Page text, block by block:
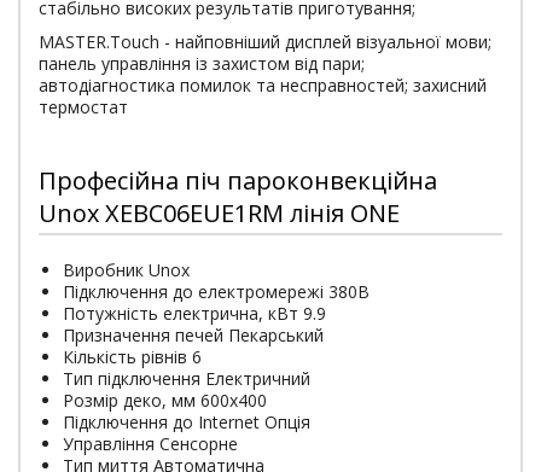
стабільно високих результатів приготування;
MASTER.Touch - найповніший дисплей візуальної мови;
панель управління із захистом від пари;
автодіагностика помилок та несправностей; захисний
термостат
Професійна піч пароконвекційна
Unox XEBC06EUE1RM лінія ONE
Виробник Unox
Підключення до електромережі 380В
Потужність електрична, кВт 9.9
Призначення печей Пекарський
Кількість рівнів 6
Тип підключення Електричний
Розмір деко, мм 600х400
Підключення до Internet Опція
Управління Сенсорне
Тип миття Автоматична